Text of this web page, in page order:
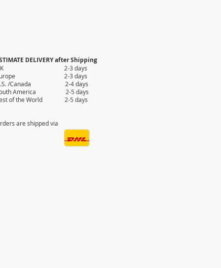
DELIVERY after Shipping
2-3 days
2-3 days
/Canada 2-4 days
America 2-5 days
of the World 2-5 days
are shipped via